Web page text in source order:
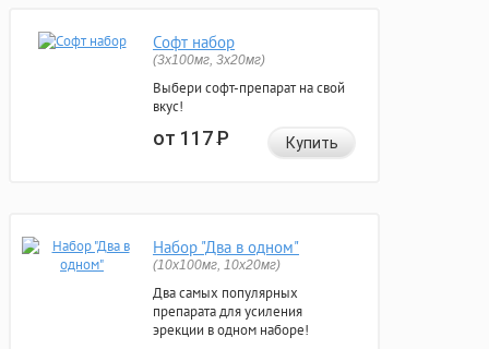
Софт набор
(3x100мг, 3x20мг)
Выбери софт-препарат на свой
вкус!
от 117Р Купить
Набор "Два в одном"
(10x100мг, 10x20мг)
Два самых популярных
препарата для усиления
эрекции в одном наборе!